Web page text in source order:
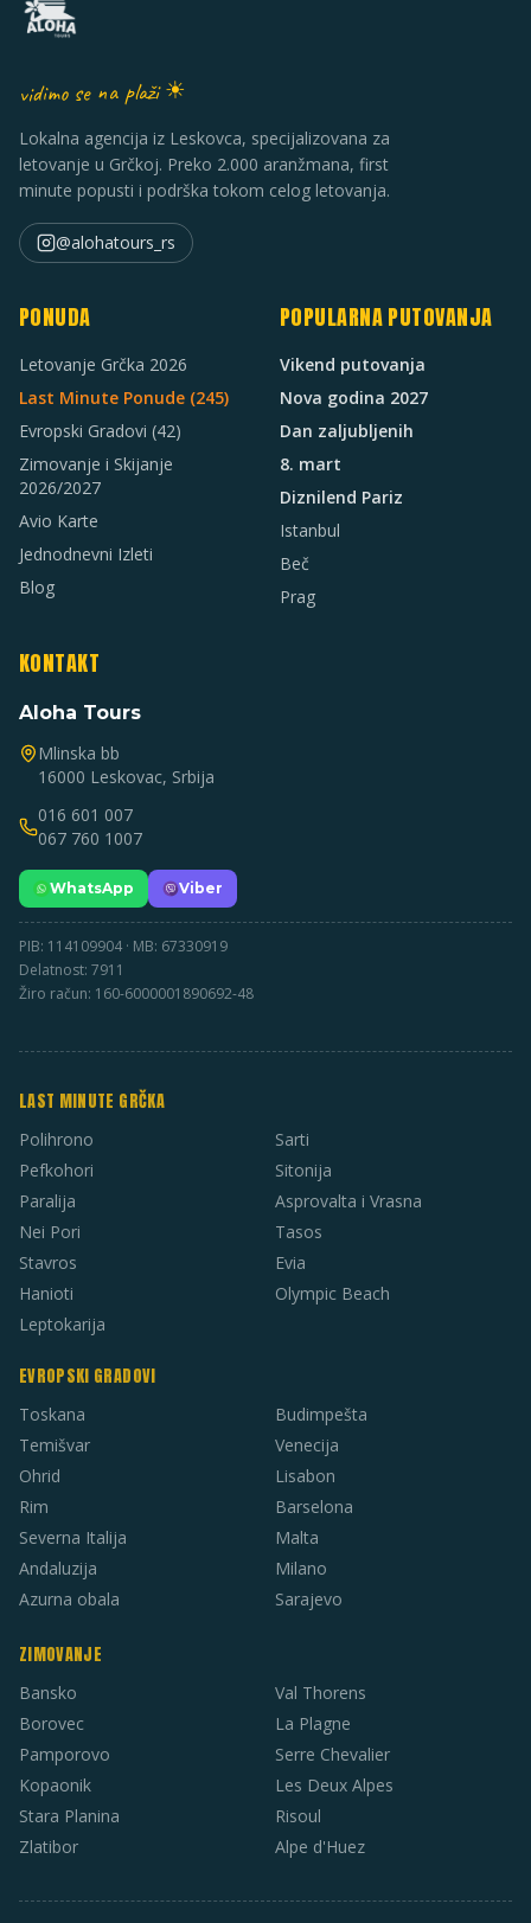
vidimo se na plaži ☀
Lokalna agencija iz Leskovca, specijalizovana za
letovanje u Grčkoj. Preko 2.000 aranžmana, first
minute popusti i podrška tokom celog letovanja.
@alohatours_rs
PONUDA
Letovanje Grčka 2026
Last Minute Ponude (245)
Evropski Gradovi (42)
Zimovanje i Skijanje
2026/2027
Avio Karte
Jednodnevni Izleti
Blog
POPULARNA PUTOVANJA
Vikend putovanja
Nova godina 2027
Dan zaljubljenih
8. mart
Diznilend Pariz
Istanbul
Beč
Prag
KONTAKT
Aloha Tours
Mlinska bb
16000 Leskovac, Srbija
016 601 007
067 760 1007
WhatsApp Viber
PIB: 114109904 · MB: 67330919
Delatnost: 7911
Žiro račun: 160-6000001890692-48
LAST MINUTE GRČKA
Polihrono
Pefkohori
Paralija
Nei Pori
Stavros
Hanioti
Leptokarija
Sarti
Sitonija
Asprovalta i Vrasna
Tasos
Evia
Olympic Beach
EVROPSKI GRADOVI
Toskana
Temišvar
Ohrid
Rim
Severna Italija
Andaluzija
Azurna obala
Budimpešta
Venecija
Lisabon
Barselona
Malta
Milano
Sarajevo
ZIMOVANJE
Bansko
Borovec
Pamporovo
Kopaonik
Stara Planina
Zlatibor
Val Thorens
La Plagne
Serre Chevalier
Les Deux Alpes
Risoul
Alpe d'Huez